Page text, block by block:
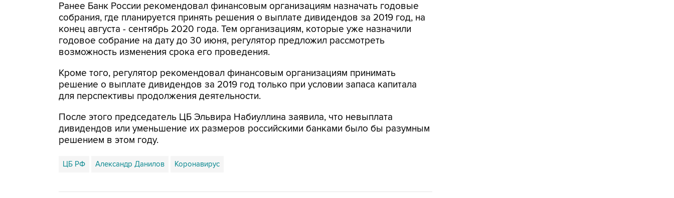
Ранее Банк России рекомендовал финансовым организациям назначать годовые
собрания, где планируется принять решения о выплате дивидендов за 2019 год, на
конец августа - сентябрь 2020 года. Тем организациям, которые уже назначили
годовое собрание на дату до 30 июня, регулятор предложил рассмотреть
возможность изменения срока его проведения.
Кроме того, регулятор рекомендовал финансовым организациям принимать
решение о выплате дивидендов за 2019 год только при условии запаса капитала
для перспективы продолжения деятельности.
После этого председатель ЦБ Эльвира Набиуллина заявила, что невыплата
дивидендов или уменьшение их размеров российскими банками было бы разумным
решением в этом году.
ЦБ РФ Александр Данилов Коронавирус